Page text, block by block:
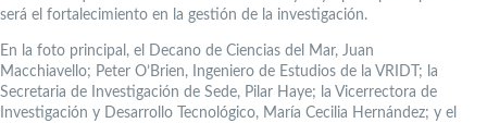
será el fortalecimiento en la gestión de la investigación.
En la foto principal, el Decano de Ciencias del Mar, Juan
Macchiavello; Peter O’Brien, Ingeniero de Estudios de la VRIDT; la
Secretaria de Investigación de Sede, Pilar Haye; la Vicerrectora de
Investigación y Desarrollo Tecnológico, María Cecilia Hernández; y el